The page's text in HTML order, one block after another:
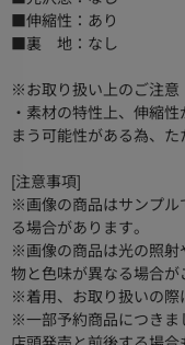
■伸縮性：あり
■裏 地：なし
※お取り扱い上のご注意
・素材の特性上、伸縮
まう可能性がある為、た
[注意事項]
※画像の商品はサンプル
る場合があります。
※画像の商品は光の照射
物と色味が異なる場合が
※着用、お取り扱いの際
※一部予約商品につきま